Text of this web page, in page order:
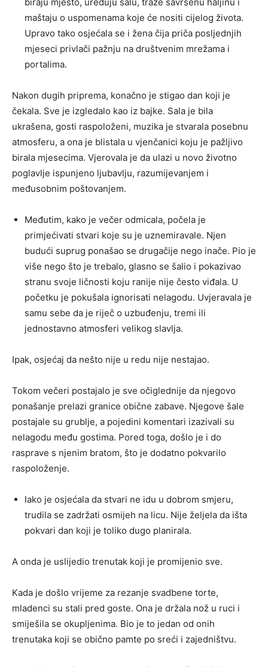
biraju mjesto, uređuju salu, traže savršenu haljinu i
maštaju o uspomenama koje će nositi cijelog života.
Upravo tako osjećala se i žena čija priča posljednjih
mjeseci privlači pažnju na društvenim mrežama i
portalima.
Nakon dugih priprema, konačno je stigao dan koji je
čekala. Sve je izgledalo kao iz bajke. Sala je bila
ukrašena, gosti raspoloženi, muzika je stvarala posebnu
atmosferu, a ona je blistala u vjenčanici koju je pažljivo
birala mjesecima. Vjerovala je da ulazi u novo životno
poglavlje ispunjeno ljubavlju, razumijevanjem i
međusobnim poštovanjem.
Međutim, kako je večer odmicala, počela je
primjećivati stvari koje su je uznemiravale. Njen
budući suprug ponašao se drugačije nego inače. Pio je
više nego što je trebalo, glasno se šalio i pokazivao
stranu svoje ličnosti koju ranije nije često viđala. U
početku je pokušala ignorisati nelagodu. Uvjeravala je
samu sebe da je riječ o uzbuđenju, tremi ili
jednostavno atmosferi velikog slavlja.
Ipak, osjećaj da nešto nije u redu nije nestajao.
Tokom večeri postajalo je sve očiglednije da njegovo
ponašanje prelazi granice obične zabave. Njegove šale
postajale su grublje, a pojedini komentari izazivali su
nelagodu među gostima. Pored toga, došlo je i do
rasprave s njenim bratom, što je dodatno pokvarilo
raspoloženje.
Iako je osjećala da stvari ne idu u dobrom smjeru,
trudila se zadržati osmijeh na licu. Nije željela da išta
pokvari dan koji je toliko dugo planirala.
A onda je uslijedio trenutak koji je promijenio sve.
Kada je došlo vrijeme za rezanje svadbene torte,
mladenci su stali pred goste. Ona je držala nož u ruci i
smiješila se okupljenima. Bio je to jedan od onih
trenutaka koji se obično pamte po sreći i zajedništvu.